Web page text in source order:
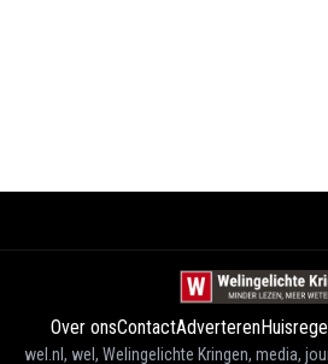
Over onsContactAdverteren
wel.nl, wel, Welingelichte Kringen, media,